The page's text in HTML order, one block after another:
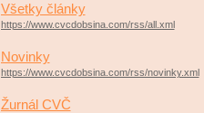
Všetky články
https://www.cvcdobsina.com/rss/all.xml
Novinky
https://www.cvcdobsina.com/rss/novinky.xml
Žurnál CVČ